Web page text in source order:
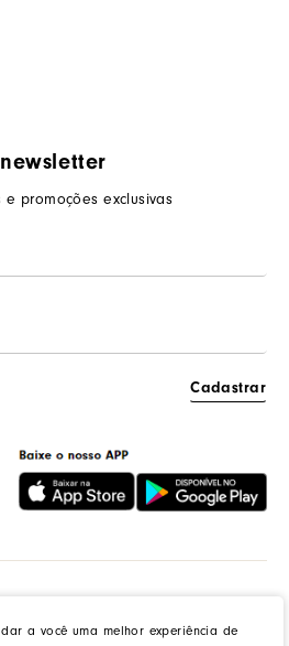
a você uma melhor experiência de
promoções exclusivas
Cadastrar